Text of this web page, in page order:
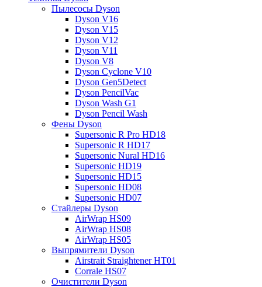
Пылесосы Dyson
Dyson V16
Dyson V15
Dyson V12
Dyson V11
Dyson V8
Dyson Cyclone V10
Dyson Gen5Detect
Dyson PencilVac
Dyson Wash G1
Dyson Pencil Wash
Фены Dyson
Supersonic R Pro HD18
Supersonic R HD17
Supersonic Nural HD16
Supersonic HD19
Supersonic HD15
Supersonic HD08
Supersonic HD07
Стайлеры Dyson
AirWrap HS09
AirWrap HS08
AirWrap HS05
Выпрямители Dyson
Airstrait Straightener HT01
Corrale HS07
Очистители Dyson